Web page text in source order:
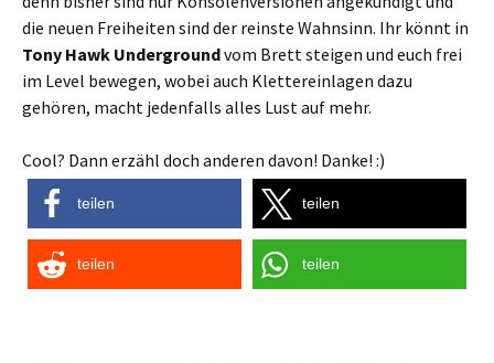
die neuen Freiheiten sind der reinste Wahnsinn. Ihr könnt in
Tony Hawk Undergroundvom Brett steigen und euch frei
im Level bewegen, wobei auch Klettereinlagen dazu
gehören, macht jedenfalls alles Lust auf mehr.
Cool? Dann erzähl doch anderen davon! Danke! :)
teilen teilen
teilen teilen